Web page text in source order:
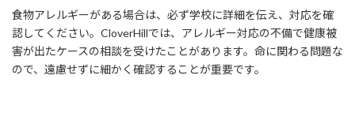
食物アレルギーがある場合は、必ず学校に詳細を伝え、対応を確
認してください。CloverHillでは、アレルギー対応の不備で健康被
害が出たケースの相談を受けたことがあります。命に関わる問題な
ので、遠慮せずに細かく確認することが重要です。